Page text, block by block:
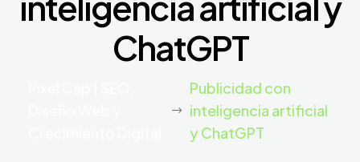
ChatGPT
Publicidad con
inteligencia artificial
y ChatGPT